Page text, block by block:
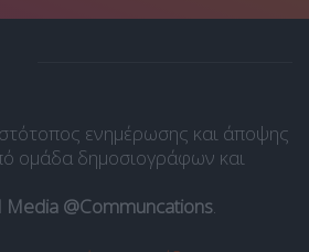
ενημέρωσης και άποψης
ομάδα δημοσιογράφων και
Media @Communcations.